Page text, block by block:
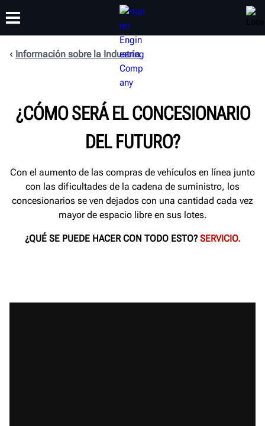
CAPACITACIÓN
Información sobre la Industria
¿CÓMO SERÁ EL CONCESIONARIO
DEL FUTURO?
Con el aumento de las compras de vehículos en línea junto
con las dificultades de la cadena de suministro, los
concesionarios se ven dejados con una cantidad cada vez
mayor de espacio libre en sus lotes.
¿QUÉ SE PUEDE HACER CON TODO ESTO?SERVICIO.